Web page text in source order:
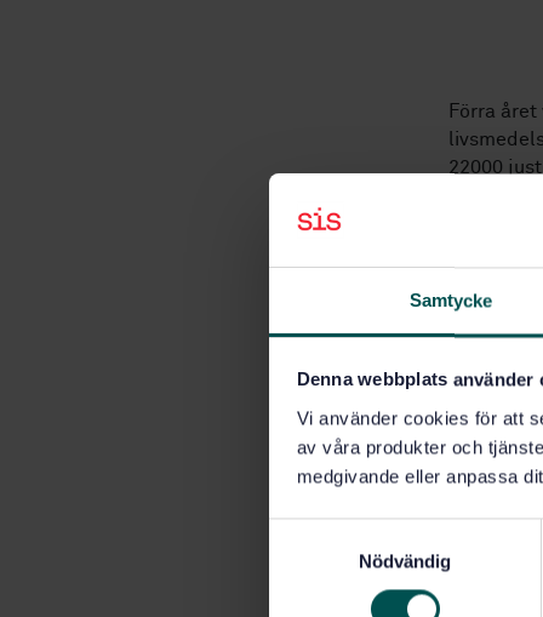
Samtycke
Denna webbplats använder
Vi använder cookies för att
av våra produkter och
medgivande eller anpassa
Nödvändig
Förra
22000
– Nu
alla
svara på
djup
får den
och